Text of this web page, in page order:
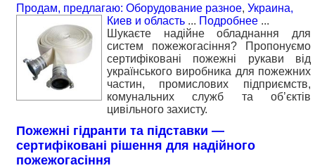
Продам, предлагаю: Оборудование разное, Украина,
Киев и область ... Подробнее ...
Шукаєте надійне обладнання для
систем пожежогасіння? Пропонуємо
сертифіковані пожежні рукави від
українського виробника для пожежних
частин, промислових підприємств,
комунальних служб та об’єктів
цивільного захисту.
Пожежні гідранти тa підставки —
сертифіковані рішення для надійного
пожежогасіння